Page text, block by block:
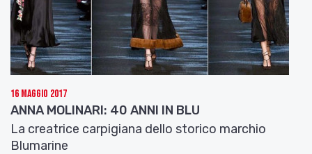
16 Maggio 2017
ANNA MOLINARI: 40 ANNI IN BLU
La creatrice carpigiana dello storico marchio
Blumarine